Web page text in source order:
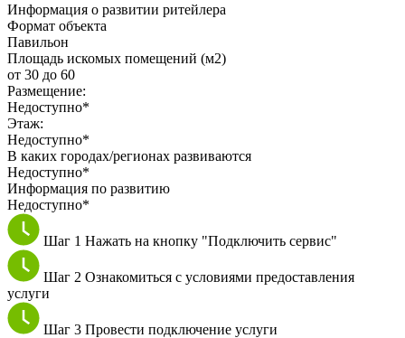
Информация о развитии ритейлера
Формат объекта
Павильон
Площадь искомых помещений (м2)
от 30 до 60
Размещение:
Недоступно*
Этаж:
Недоступно*
В каких городах/регионах развиваются
Недоступно*
Информация по развитию
Недоступно*
Шаг 1 Нажать на кнопку "Подключить сервис"
Шаг 2 Ознакомиться с условиями предоставления
услуги
Шаг 3 Провести подключение услуги